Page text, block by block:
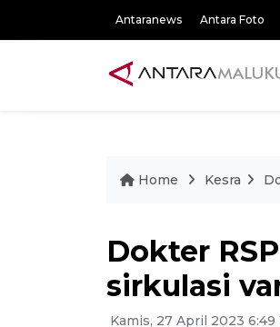
Antaranews Antara Foto
Home Kesra
Dokter
sirkulasi
Kamis, 27 April 2023 6:49